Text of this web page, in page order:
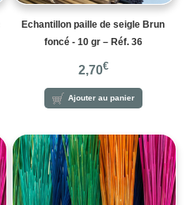
Echantillon paille de seigle Brun
foncé - 10 gr – Réf. 36
2,70€
Ajouter au panier